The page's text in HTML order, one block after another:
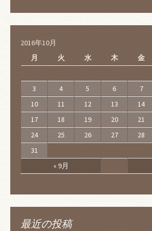
2016年10月
月
火 水 木 金
« 9月
3
4 5 6 7
10
11 12 13 14
17
18 19 20 21
24
25 26 27 28
31
最近の投稿